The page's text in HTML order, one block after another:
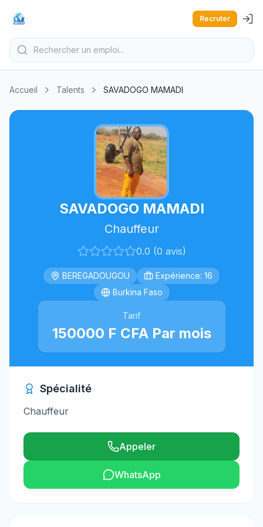
Recruter
Accueil Talents SAVADOGO MAMADI
SAVADOGO MAMADI
Chauffeur
0.0 (0 avis)
BEREGADOUGOU
Expérience: 16
Burkina Faso
Tarif
150000 F CFA Par mois
Spécialité
Chauffeur
Appeler
WhatsApp